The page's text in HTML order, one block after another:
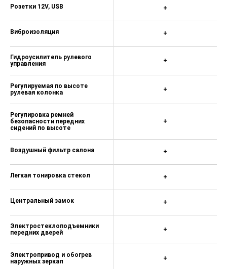
Розетки 12V, USB
Виброизоляция
Гидроусилитель рулевого
управления
Регулируемая по высоте
рулевая колонка
Регулировка ремней
безопасности передних
сидений по высоте
Воздушный фильтр салона
Легкая тонировка стекол
Центральный замок
Электростеклоподъемники
передних дверей
Электропривод и обогрев
наружных зеркал
+
+
+
+
+
+
+
+
+
+